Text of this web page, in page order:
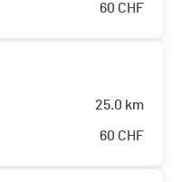
60 CHF
25.0 km
60 CHF